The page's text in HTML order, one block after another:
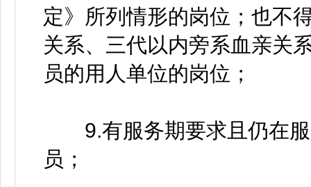
定》所列情形的岗位；也不
关系、三代以内旁系血亲关
员的用人单位的岗位；
9.有服务期要求且仍在服
员；